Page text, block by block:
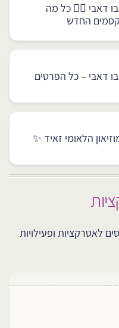
דאבי 🧙‍♂️ כל מה
החדש
הלאומי זאיד ✨
לאטרקציות ופעילויות